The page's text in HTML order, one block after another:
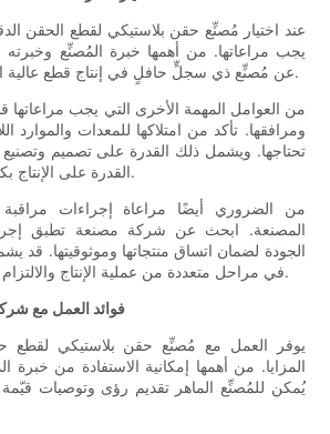
عند اختيار مُصنِّع حقن بلاستيكي لقطع الحقن
يجب مراعاتها. من أهمها خبرة المُصنِّع
عن مُصنِّع ذي سجلٍّ حافلٍ في إنتاج قطع عالية الجودة لصناعات مماثلة.
من العوامل المهمة الأخرى التي يجب مراعاتها
ومرافقها. تأكد من امتلاكها للمعدات والموارد
تحتاجها. ويشمل ذلك القدرة على تصميم وتصنيع
القدرة على الإنتاج بكميات كبيرة عند الحاجة.
من الضروري أيضًا مراعاة إجراءات
المصنعة. ابحث عن شركة مصنعة تطبق
الجودة لضمان اتساق منتجاتها وموثوقيتها. قد
في مراحل متعددة من عملية الإنتاج والالتزام بمعايير ولوائح الصناعة.
فوائد العمل مع
يوفر العمل مع مُصنِّع حقن بلاستيكي لقطع
المزايا. من أهمها إمكانية الاستفادة من خبرة
يُمكن للمُصنِّع الماهر تقديم رؤى وتوصيات